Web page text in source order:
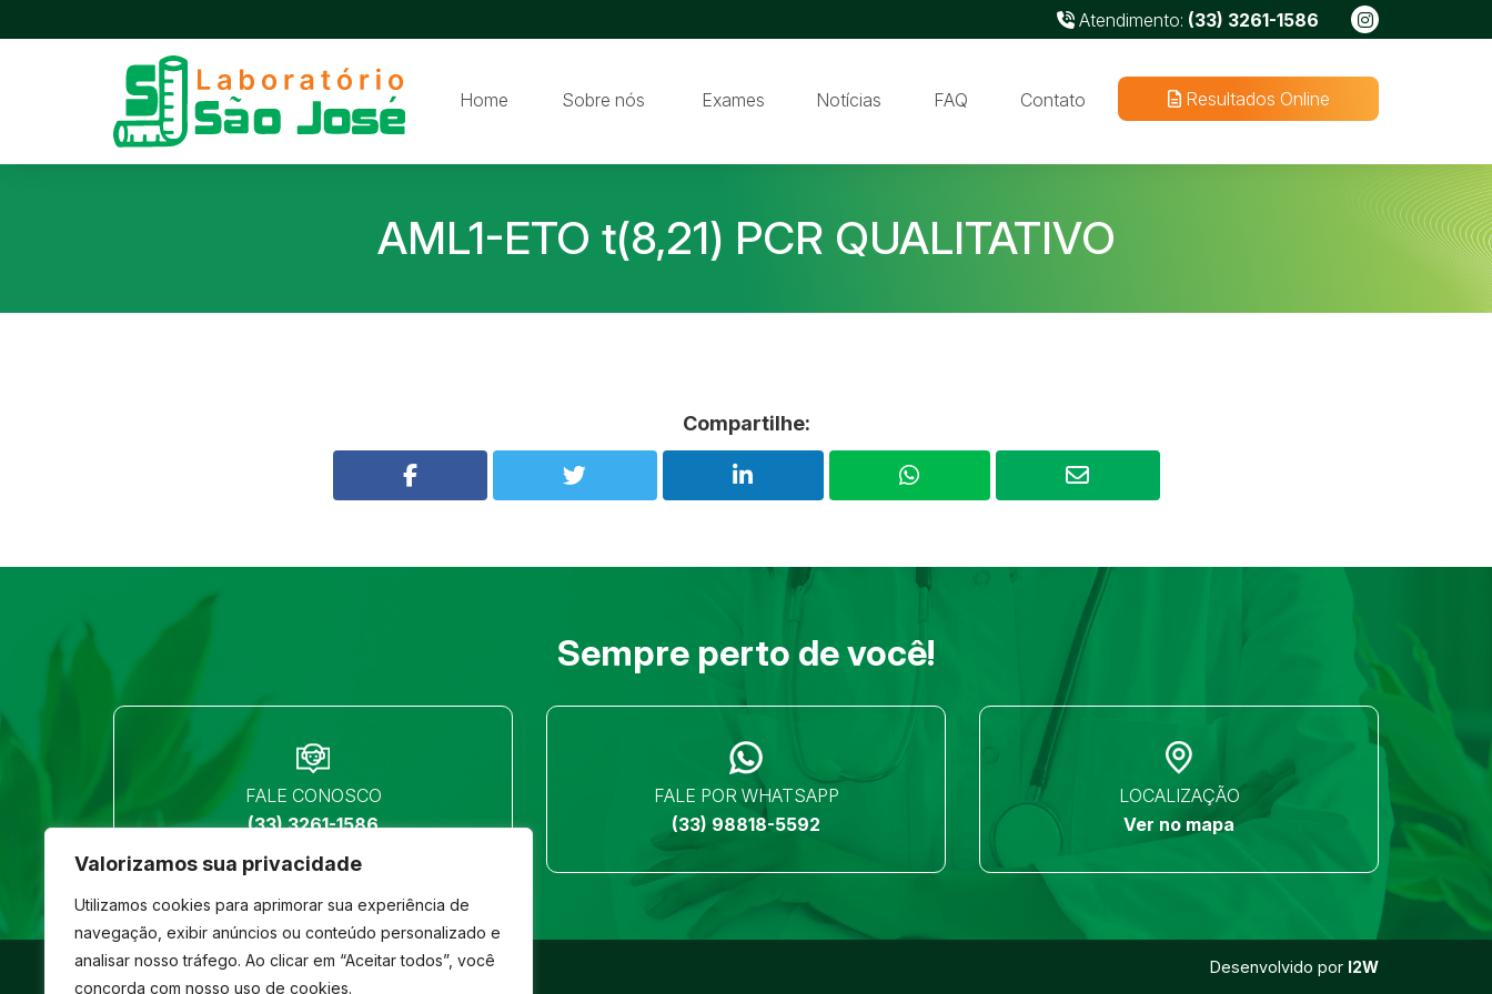
Valorizamos sua privacidade
Utilizamos cookies para aprimorar sua experiência de
navegação, exibir anúncios ou conteúdo personalizado e
analisar nosso tráfego. Ao clicar em “Aceitar todos”, você
concorda com nosso uso de cookies.
Atendimento: (33) 3261-1586
Home Sobre nós Exames Notícias FAQ Contato Resultados Online
AML1-ETO t(8,21) PCR QUALITATIVO
Compartilhe:
Sempre perto de você!
FALE CONOSCO
(33) 3261-1586
FALE POR WHATSAPP
(33) 98818-5592
LOCALIZAÇÃO
Ver no mapa
© São José- Todos os direitos reservados Desenvolvido por I2W